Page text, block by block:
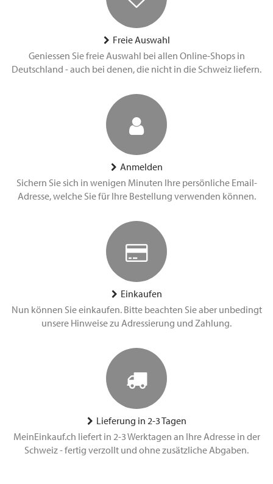
Freie Auswahl
Geniessen Sie freie Auswahl bei allen Online-Shops in
Deutschland - auch bei denen, die nicht in die Schweiz liefern.
Anmelden
Sichern Sie sich in wenigen Minuten Ihre persönliche Email-
Adresse, welche Sie für Ihre Bestellung verwenden können.
Einkaufen
Nun können Sie einkaufen. Bitte beachten Sie aber unbedingt
unsere Hinweise zu Adressierung und Zahlung.
Lieferung in 2-3 Tagen
MeinEinkauf.ch liefert in 2-3 Werktagen an Ihre Adresse in der
Schweiz - fertig verzollt und ohne zusätzliche Abgaben.